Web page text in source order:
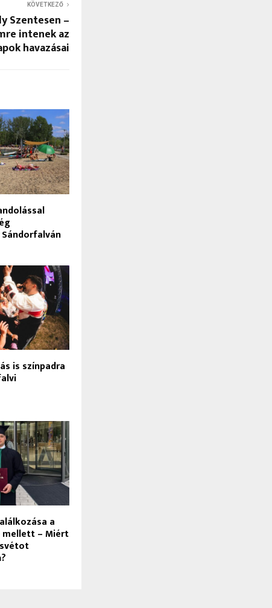
KÖVETKEZŐ
Szentesen –
intenek az
havazásai
is színpadra
a
mellett – Miért